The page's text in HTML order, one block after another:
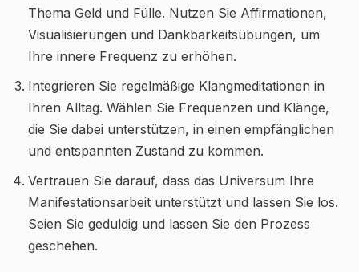
Thema Geld und Fülle. Nutzen Sie Affirmationen,
Visualisierungen und Dankbarkeitsübungen, um
Ihre innere Frequenz zu erhöhen.
Integrieren Sie regelmäßige Klangmeditationen in
Ihren Alltag. Wählen Sie Frequenzen und Klänge,
die Sie dabei unterstützen, in einen empfänglichen
und entspannten Zustand zu kommen.
Vertrauen Sie darauf, dass das Universum Ihre
Manifestationsarbeit unterstützt und lassen Sie los.
Seien Sie geduldig und lassen Sie den Prozess
geschehen.